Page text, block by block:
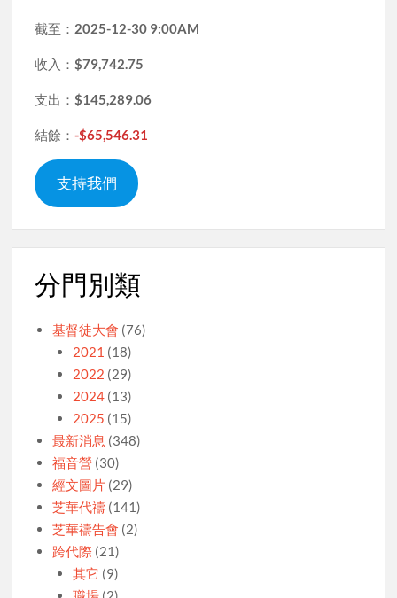
截至： 2025-12-30 9:00AM
收入： $79,742.75
支出： $145,289.06
結餘：-$65,546.31
支持我們
分門別類
基督徒大會 (76)
2021 (18)
2022 (29)
2024(13)
2025 (15)
最新消息 (348)
福音營 (30)
經文圖片 (29)
芝華代禱 (141)
芝華禱告會 (2)
跨代際 (21)
其它 (9)